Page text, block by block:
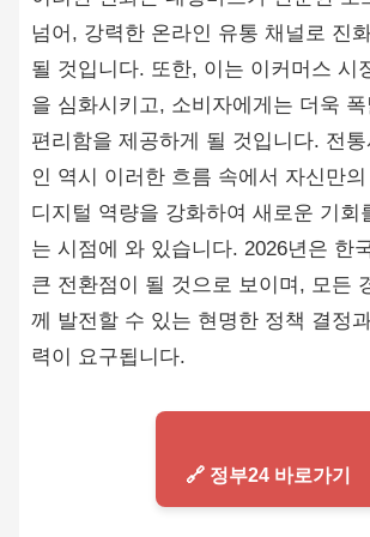
넘어, 강력한 온라인 유통 채널로 진
될 것입니다. 또한, 이는 이커머스 시
을 심화시키고, 소비자에게는 더욱
편리함을 제공하게 될 것입니다. 전
인 역시 이러한 흐름 속에서 자신만
디지털 역량을 강화하여 새로운 기회
는 시점에 와 있습니다. 2026년은 한
큰 전환점이 될 것으로 보이며, 모든
께 발전할 수 있는 현명한 정책 결정
력이 요구됩니다.
🔗 정부24 바로가기